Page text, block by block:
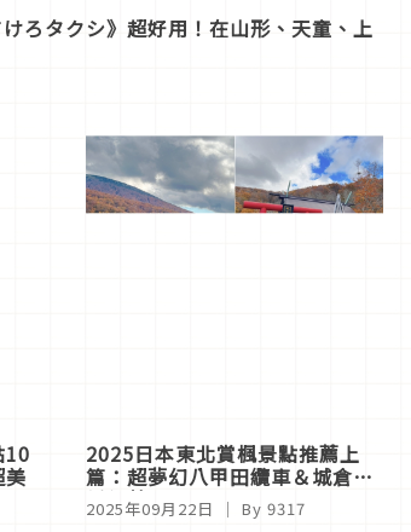
ろタクシ》超好用！在山形、天童、上
10 2025日本東北賞楓景點推薦上
篇：超夢幻八甲田纜車＆城倉大
橋紅葉！
2025年09月22日 ｜ By 9317